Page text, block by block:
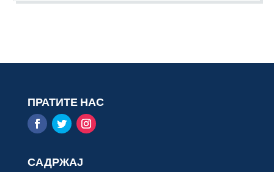
ПРАТИТЕ НАС
САДРЖАЈ